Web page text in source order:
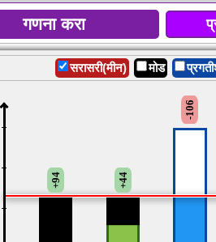
सरासरी(मीन) मोड
+94 +44
-106